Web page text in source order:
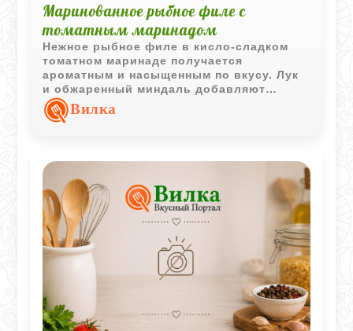
Маринованное рыбное филе с
томатным маринадом
Нежное рыбное филе в кисло-сладком
томатном маринаде получается
ароматным и насыщенным по вкусу. Лук
и обжаренный миндаль добавляют
закуске выразительную текстуру и
легкую пикантность.
Вилка